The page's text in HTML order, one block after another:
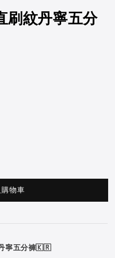
刷紋丹寧五分
物車
寧五分褲🇰🇷